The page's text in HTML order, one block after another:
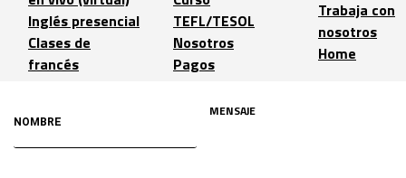
Inglés presencial
Clases de
francés
TEFL/TESOL
Nosotros
Pagos
Trabaja con
nosotros
Home